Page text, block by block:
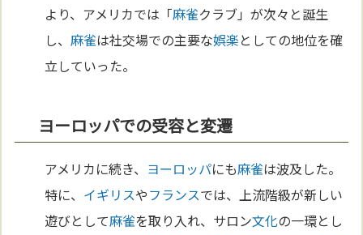
より、アメリカでは「麻雀クラブ」が次々と誕生
し、 麻雀は社交場での主要な娯楽としての地位を確
立していった。
ヨーロッパでの受容と変遷
アメリカに続き、 ヨーロッパにも麻雀は波及した。
特に、 イギリスやフランスでは、上流階級が新しい
遊びとして麻雀を取り入れ、サロン文化の一環とし